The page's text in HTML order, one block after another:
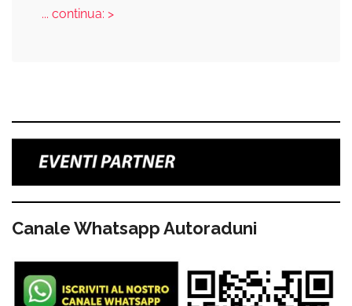
... continua: >
Canale Whatsapp Autoraduni